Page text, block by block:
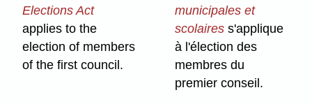
Elections Act
applies to the
election of members
of the first council.
municipales et
scolaires s'applique
à l'élection des
membres du
premier conseil.